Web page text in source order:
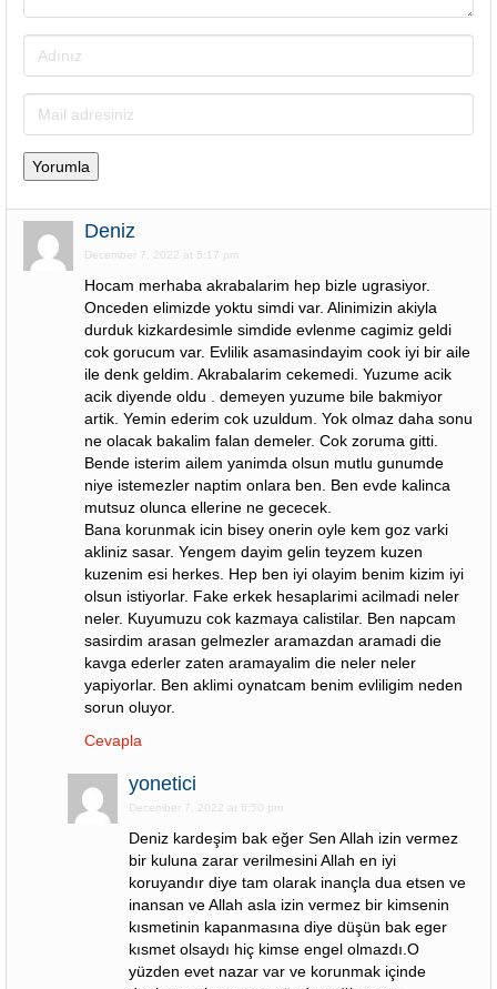
Deniz
December 7, 2022 at 5:17 pm
Hocam merhaba akrabalarim hep bizle ugrasiyor.
Onceden elimizde yoktu simdi var. Alinimizin akiyla
durduk kizkardesimle simdide evlenme cagimiz geldi
cok gorucum var. Evlilik asamasindayim cook iyi bir aile
ile denk geldim. Akrabalarim cekemedi. Yuzume acik
acik diyende oldu . demeyen yuzume bile bakmiyor
artik. Yemin ederim cok uzuldum. Yok olmaz daha sonu
ne olacak bakalim falan demeler. Cok zoruma gitti.
Bende isterim ailem yanimda olsun mutlu gunumde
niye istemezler naptim onlara ben. Ben evde kalinca
mutsuz olunca ellerine ne gececek.
Bana korunmak icin bisey onerin oyle kem goz varki
akliniz sasar. Yengem dayim gelin teyzem kuzen
kuzenim esi herkes. Hep ben iyi olayim benim kizim iyi
olsun istiyorlar. Fake erkek hesaplarimi acilmadi neler
neler. Kuyumuzu cok kazmaya calistilar. Ben napcam
sasirdim arasan gelmezler aramazdan aramadi die
kavga ederler zaten aramayalim die neler neler
yapiyorlar. Ben aklimi oynatcam benim evliligim neden
sorun oluyor.
Cevapla
yonetici
December 7, 2022 at 6:50 pm
Deniz kardeşim bak eğer Sen Allah izin vermez
bir kuluna zarar verilmesini Allah en iyi
koruyandır diye tam olarak inançla dua etsen ve
inansan ve Allah asla izin vermez bir kimsenin
kısmetinin kapanmasına diye düşün bak eger
kısmet olsaydı hiç kimse engel olmazdı.O
yüzden evet nazar var ve korunmak içinde